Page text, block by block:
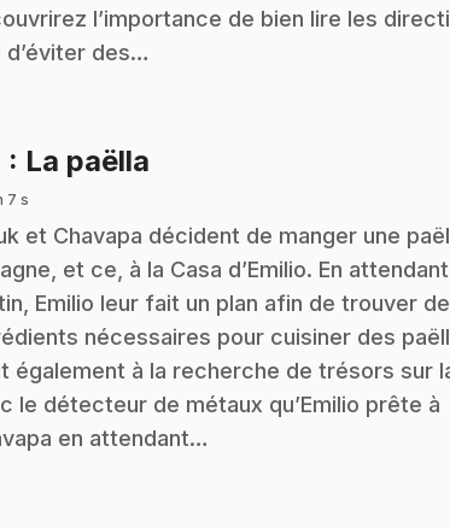
l’importance de bien lire les
d’éviter des…
: La paëlla
7 s
et Chavapa décident de manger une
et ce, à la Casa d’Emilio. En
Emilio leur fait un plan afin de trouver
nécessaires pour cuisiner des
également à la recherche de trésors sur
le détecteur de métaux qu’Emilio prête à
en attendant…